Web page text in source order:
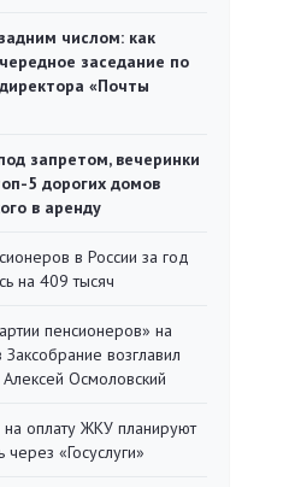
числом: как
заседание по
«Почты
запретом, вечеринки
5 дорогих домов
в аренду
в России за год
на 409 тысяч
пенсионеров» на
возглавил
Осмоловский
на оплату ЖКУ планируют
через «Госуслуги»